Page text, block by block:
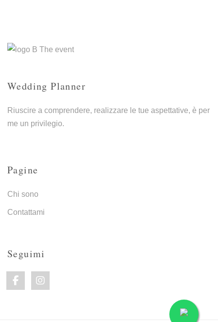
Wedding Planner
Riuscire a comprendere, realizzare le tue aspettative, è per
me un privilegio.
Pagine
Chi sono
Contattami
Seguimi
Facebook link